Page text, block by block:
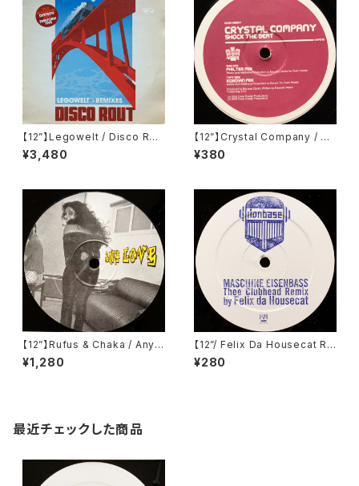
【12”】Legowelt / Disco Rou
t (Cocoon Recordings) (C
OR12"004)
¥3,480
【12”】Crystal Company / Sh
ock The Beat (Oven Read
y) (OVP018)
¥380
【12”】Rufus & Chaka / Any L
ove (Remix) (Ransom Rec
ords) (AN001)
¥1,280
【12”/ Felix Da Housecat Re
mix】Ironbase / Maschine E
isenbass (Club Culture)
¥280
最近チェックした商品